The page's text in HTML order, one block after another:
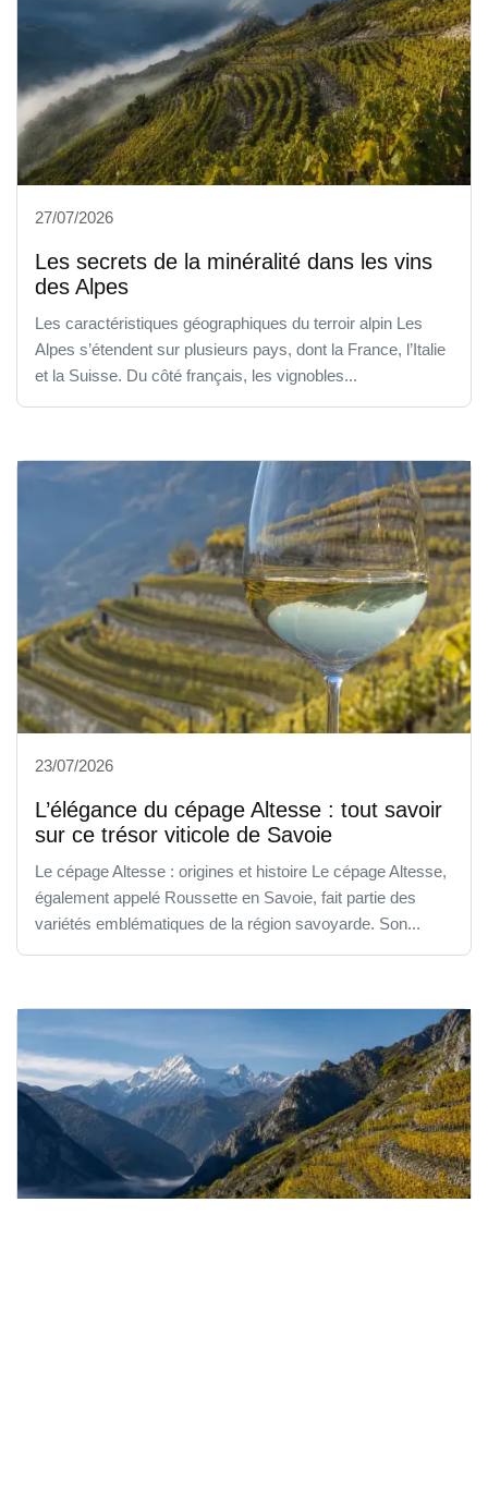
27/07/2026
Les secrets de la minéralité dans les vins
des Alpes
Les caractéristiques géographiques du terroir alpin Les
Alpes s’étendent sur plusieurs pays, dont la France, l’Italie
et la Suisse. Du côté français, les vignobles...
23/07/2026
L’élégance du cépage Altesse : tout savoir
sur ce trésor viticole de Savoie
Le cépage Altesse : origines et histoire Le cépage Altesse,
également appelé Roussette en Savoie, fait partie des
variétés emblématiques de la région savoyarde. Son...